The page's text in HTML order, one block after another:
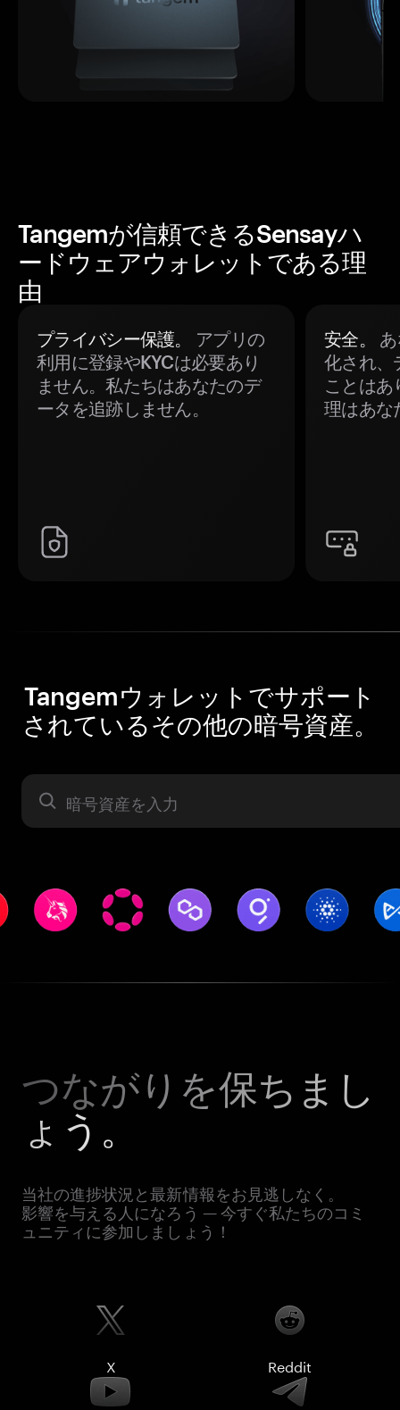
Tangemが信頼できるSensayハ
ードウェアウォレットである理
由
プライバシー保護。
アプリの
利用に登録やKYCは必要あり
ません。私たちはあなたのデ
ータを追跡しません。
安全。
化され、
ことはあ
理はあな
Tangemウォレットでサポート
されているその他の暗号資産。
暗号資産
つながりを保ちまし
ょう。
当社の進捗状況と最新情報をお見逃しなく。
影響を与える人になろう — 今すぐ私たちのコミ
ュニティに参加しましょう！
X Reddit